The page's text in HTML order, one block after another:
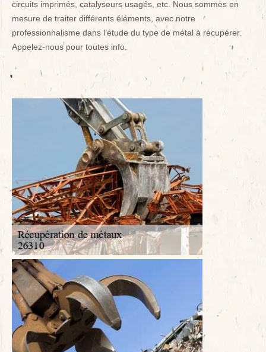
circuits imprimés, catalyseurs usagés, etc. Nous sommes en
mesure de traiter différents éléments, avec notre
professionnalisme dans l’étude du type de métal à récupérer.
Appelez-nous pour toutes info.